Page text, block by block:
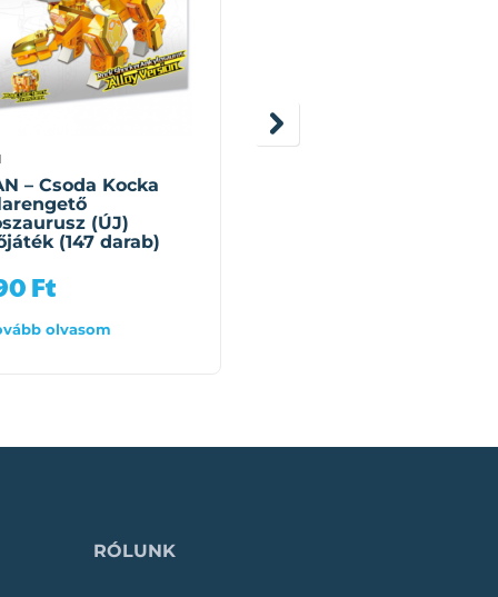
– Csoda Kocka
(ÚJ)
(147 darab)
Ft
olvasom
RÓLUNK